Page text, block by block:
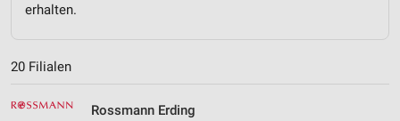
erhalten.
20 Filialen
Rossmann Erding